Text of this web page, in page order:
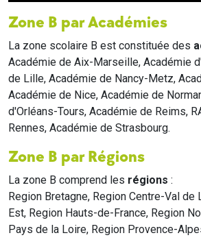
Zone B par Académies
La zone scolaire B est constituée des
Académie de Aix-Marseille, Académie
de Lille, Académie de Nancy-Metz,
Académie de Nice, Académie de
d'Orléans-Tours, Académie de Reims,
Rennes, Académie de Strasbourg.
Zone B par Régions
La zone B comprend les régions :
Region Bretagne, Region Centre-Val de
Est, Region Hauts-de-France, Region
Pays de la Loire, Region Provence-